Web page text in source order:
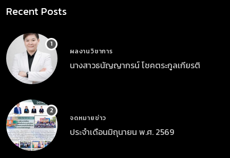
Recent Posts
ผลงานวิชาการ
นางสาวธนัญญากรน์ โชคตระกูลเกียรติ
จดหมายข่าว
ประจำเดือนมิถุนายน พ.ศ. 2569